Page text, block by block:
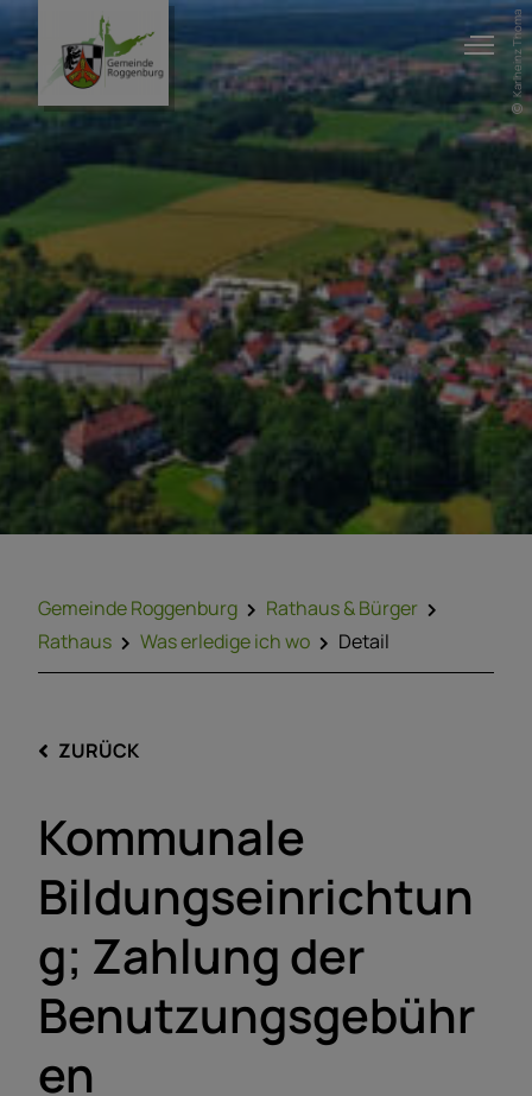
Karlheinz Thoma
Gemeinde Roggenburg
Rathaus & Bürger
Rathaus
Was erledige ich wo Detail
ZURÜCK
Kommunale
Bildungseinrichtun
g; Zahlung der
Benutzungsgebühr
en